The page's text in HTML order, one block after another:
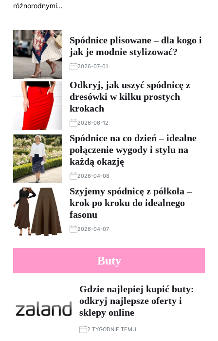
różnorodnymi…
Spódnice plisowane – dla kogo i
jak je modnie stylizować?
2026-07-01
Odkryj, jak uszyć spódnicę z
dresówki w kilku prostych
krokach
2026-06-12
Spódnice na co dzień – idealne
połączenie wygody i stylu na
każdą okazję
2026-04-08
Szyjemy spódnicę z półkoła –
krok po kroku do idealnego
fasonu
2026-04-07
Buty
Gdzie najlepiej kupić buty:
odkryj najlepsze oferty i
sklepy online
2 TYGODNIE TEMU